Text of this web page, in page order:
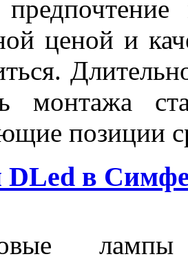
ценой и
монтажа
DLed в